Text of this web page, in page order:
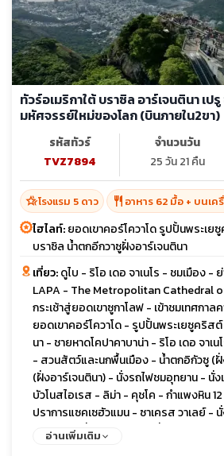
ทัวร์อเมริกาใต้ บราซิล อาร์เจนตินา เป
มหัศจรรย์ใหม่ของโลก (บินภายใน2ขา)
รหัสทัวร์
TVZ7894
จำนวนวัน
25 วัน 21 คืน
hotel_classโรงแรม 5 ดาว restaurant อาหาร 62 มื้อ + บนเค
ไฮไลท์:ยอดเขาคอร์โควาโด รูปปั้นพระเย
บราซิล น้ำตกอีกวาซูฝั่งอาร์เจนตินา
เที่ยว:ดูไบ - ริโอ เดอ จาเนโร - ชมเมือง -
LAPA - The Metropolitan Cathedral
กระเช้าสู่ยอดเขาซูกาโลฟ - เข้าชมเทศกา
ยอดเขาคอร์โควาโด - รูปปั้นพระเยซูคริส
นา - ชายหาดโคปาคาบาน่า - ริโอ เดอ จาเ
- สวนสัตว์และนกพื้นเมือง - น้ำตกอิกัวซู (
(ฝั่งอาร์เจนตินา) - นั่งรถไฟชมอุทยาน - นั่
บัวโนสไอเรส - ลิม่า - คุชโค - กำแพงหิน
ปราการแซคเซฮัวแมน - ซาเครส วาเลย์ -
ชูปิกชู นครที่หายสาบสูญ - นั่งรถไฟ
อ่านเพิ่มเติม